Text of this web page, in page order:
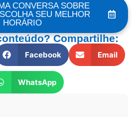
CONVERSA SOBRE
SEU MELHOR
HORÁRIO
Compartilhe:
Facebook Email
WhatsApp